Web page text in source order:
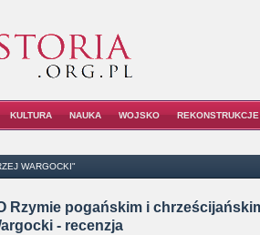
KULTURA NAUKA WOJSKO REKONSTRUKCJE
WARGOCKI"
Rzymie pogańskim i
- recenzja